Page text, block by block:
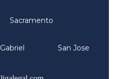
Sacramento
San Jose